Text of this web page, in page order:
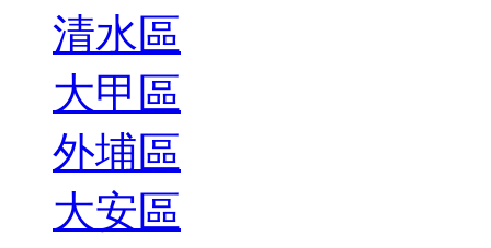
清水區
大甲區
外埔區
大安區